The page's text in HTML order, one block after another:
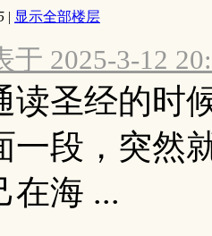
| 显示全部楼层
于 2025-3-12
读圣经的时
一段，突然
在海 ...